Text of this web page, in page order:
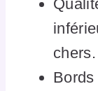
chers.